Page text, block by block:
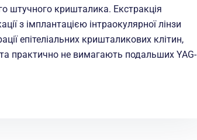
штучного кришталика. Екстракція
з імплантацією інтраокулярної лінзи
епітеліальних кришталикових клітин,
практично не вимагають подальших YAG-